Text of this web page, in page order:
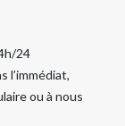
24
l’immédiat,
ou à nous